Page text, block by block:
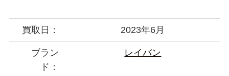
買取日： 2023年6月
ブラン
ド：
レイバン